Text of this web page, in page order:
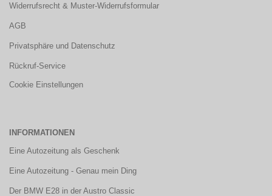
Widerrufsrecht & Muster-Widerrufsformular
AGB
Privatsphäre und Datenschutz
Rückruf-Service
Cookie Einstellungen
INFORMATIONEN
Eine Autozeitung als Geschenk
Eine Autozeitung - Genau mein Ding
Der BMW E28 in der Austro Classic